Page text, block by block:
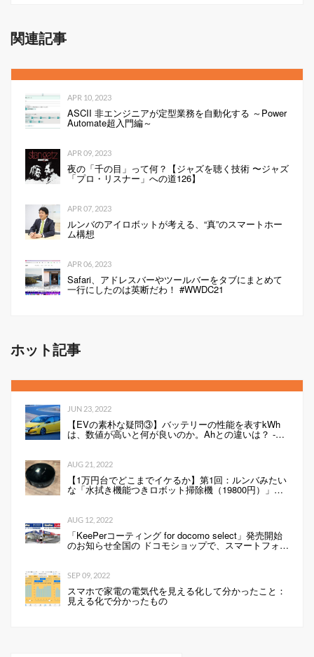
関連記事
APR 10, 2023
ASCII 非エンジニアが定型業務を自動化する ～Power
Automate超入門編～
APR 09, 2023
夜の「千の目」って何？【ジャズを聴く技術 〜ジャズ
「プロ・リスナー」への道126】
APR 07, 2023
ルンバのアイロボットが考える、“真”のスマートホー
ム構想
APR 06, 2023
Safari、アドレスバーやツールバーをタブにまとめて
一行にしたのは英断だわ！ #WWDC21
ホット記事
JUN 23, 2022
【EVの素朴な疑問③】バッテリーの性能を表すkWh
は、数値が高いと何が良いのか。Ahとの違いは？ -
Webモーターマガジン
AUG 21, 2022
【1万円台でどこまでイケるか】第1回：ルンバみたい
な「水拭き機能つきロボット掃除機（19800円）」の
性能は…
AUG 12, 2022
「KeePerコーティング for docomo select」発売開始
のお知らせ全国の ドコモショップで、スマートフォン
にKeePerコーティングを行います 企業リリース
SEP 09, 2022
スマホで家電の電気代を見える化して分かったこと：
見える化で分かったもの